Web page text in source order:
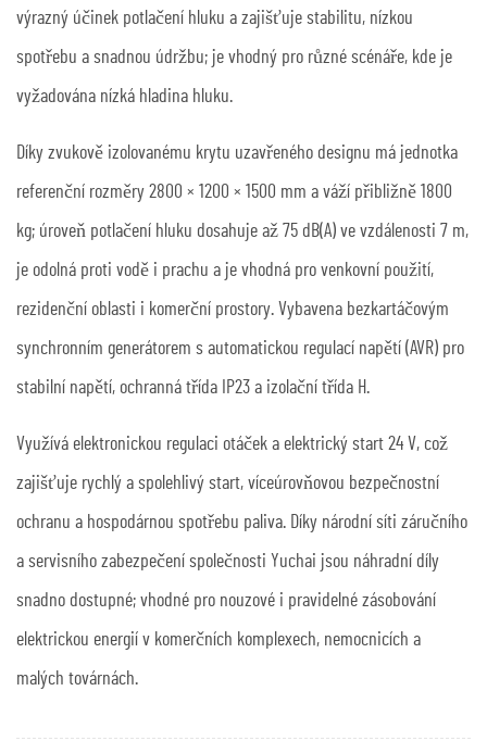
výrazný účinek potlačení hluku a zajišťuje stabilitu, nízkou
spotřebu a snadnou údržbu; je vhodný pro různé scénáře, kde je
vyžadována nízká hladina hluku.
Díky zvukově izolovanému krytu uzavřeného designu má jednotka
referenční rozměry 2800 × 1200 × 1500 mm a váží přibližně 1800
kg; úroveň potlačení hluku dosahuje až 75 dB(A) ve vzdálenosti 7 m,
je odolná proti vodě i prachu a je vhodná pro venkovní použití,
rezidenční oblasti i komerční prostory. Vybavena bezkartáčovým
synchronním generátorem s automatickou regulací napětí (AVR) pro
stabilní napětí, ochranná třída IP23 a izolační třída H.
Využívá elektronickou regulaci otáček a elektrický start 24 V, což
zajišťuje rychlý a spolehlivý start, víceúrovňovou bezpečnostní
ochranu a hospodárnou spotřebu paliva. Díky národní síti záručního
a servisního zabezpečení společnosti Yuchai jsou náhradní díly
snadno dostupné; vhodné pro nouzové i pravidelné zásobování
elektrickou energií v komerčních komplexech, nemocnicích a
malých továrnách.